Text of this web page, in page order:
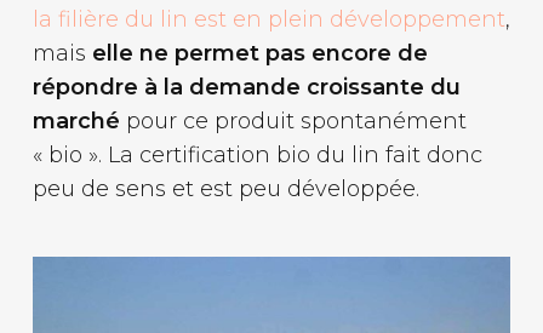
la filière du lin est en plein développement,
mais elle ne permet pas encore de
répondre à la demande croissante du
marché pour ce produit spontanément
« bio ». La certification bio du lin fait donc
peu de sens et est peu développée.